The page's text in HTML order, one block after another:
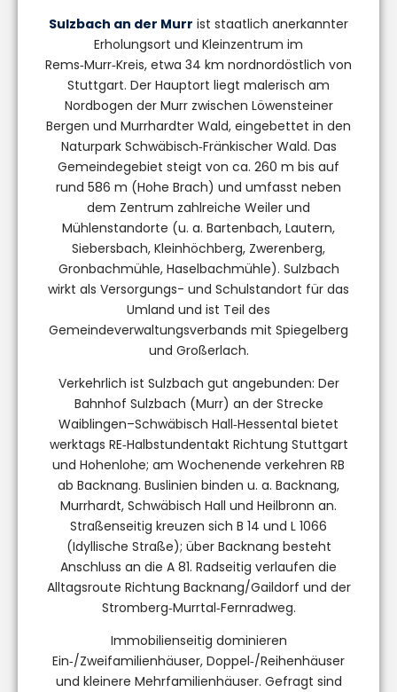
Sulzbach an der Murr ist staatlich anerkannter
Erholungsort und Kleinzentrum im
Rems‑Murr‑Kreis, etwa 34 km nordnordöstlich von
Stuttgart. Der Hauptort liegt malerisch am
Nordbogen der Murr zwischen Löwensteiner
Bergen und Murrhardter Wald, eingebettet in den
Naturpark Schwäbisch‑Fränkischer Wald. Das
Gemeindegebiet steigt von ca. 260 m bis auf
rund 586 m (Hohe Brach) und umfasst neben
dem Zentrum zahlreiche Weiler und
Mühlenstandorte (u. a. Bartenbach, Lautern,
Siebersbach, Kleinhöchberg, Zwerenberg,
Gronbachmühle, Haselbachmühle). Sulzbach
wirkt als Versorgungs- und Schulstandort für das
Umland und ist Teil des
Gemeindeverwaltungsverbands mit Spiegelberg
und Großerlach.
Verkehrlich ist Sulzbach gut angebunden: Der
Bahnhof Sulzbach (Murr) an der Strecke
Waiblingen–Schwäbisch Hall‑Hessental bietet
werktags RE‑Halbstundentakt Richtung Stuttgart
und Hohenlohe; am Wochenende verkehren RB
ab Backnang. Buslinien binden u. a. Backnang,
Murrhardt, Schwäbisch Hall und Heilbronn an.
Straßenseitig kreuzen sich B 14 und L 1066
(Idyllische Straße); über Backnang besteht
Anschluss an die A 81. Radseitig verlaufen die
Alltagsroute Richtung Backnang/Gaildorf und der
Stromberg‑Murrtal‑Fernradweg.
Immobilienseitig dominieren
Ein‑/Zweifamilienhäuser, Doppel‑/Reihenhäuser
und kleinere Mehrfamilienhäuser. Gefragt sind